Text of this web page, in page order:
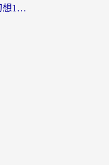
海外FF14玩家必看：最终幻想14国外加速器下载安装全攻略+卡顿解决秘籍